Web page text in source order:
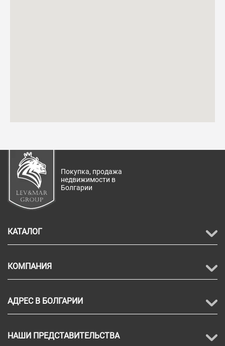
Покупка, продажа
недвижимости в
Болгарии
КАТАЛОГ
КОМПАНИЯ
АДРЕС В БОЛГАРИИ
НАШИ ПРЕДСТАВИТЕЛЬСТВА